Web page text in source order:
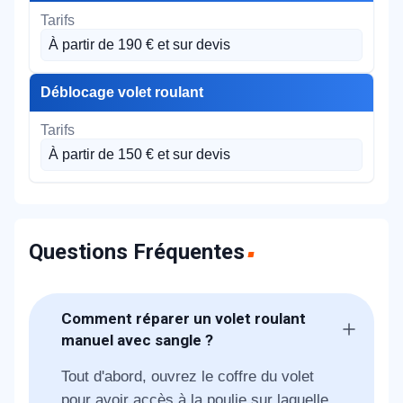
À partir de 190 € et sur devis
Déblocage volet roulant
À partir de 150 € et sur devis
Questions Fréquentes
Comment réparer un volet roulant
manuel avec sangle ?
Tout d'abord, ouvrez le coffre du volet